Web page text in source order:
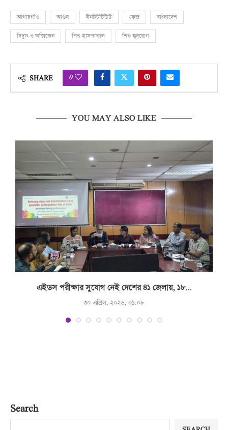
আগারগাঁও আগুন ইনস্টিটিউট কেন্দ্র বাংলাদেশ
বিদ্যুৎ ও অক্সিজেন শিশু হাসপাতাল শিশু হৃদ্‌রোগ
SHARE 0
YOU MAY ALSO LIKE
এইডস পরীক্ষার সুযোগ নেই দেশের ৪১ জেলায়, ১৮...
৩০ এপ্রিল, ২০২৬, ০১:০৮
Search